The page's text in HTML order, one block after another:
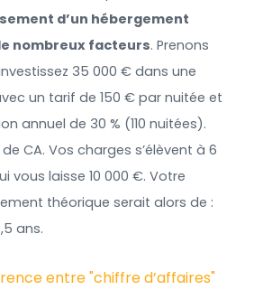
d’un hébergement
nombreux facteurs. Prenons
35 000 € dans une
un tarif de 150 € par nuitée et
annuel de 30 % (110 nuitées).
de CA. Vos charges s’élèvent à 6
vous laisse 10 000 €. Votre
théorique serait alors de :
ans.
entre "chiffre d’affaires"